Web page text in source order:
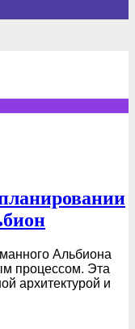
Альбиона
процессом. Эта
архитектурой и